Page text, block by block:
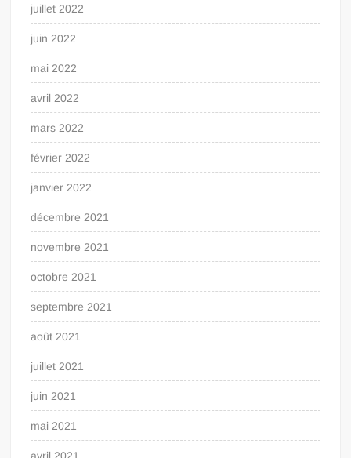
juillet 2022
juin 2022
mai 2022
avril 2022
mars 2022
février 2022
janvier 2022
décembre 2021
novembre 2021
octobre 2021
septembre 2021
août 2021
juillet 2021
juin 2021
mai 2021
avril 2021